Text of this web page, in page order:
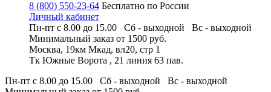
8 (800) 550-23-64 Бесплатно по России
Личный кабинет
Пн-пт с 8.00 до 15.00 Сб - выходной Вс - выходной
Минимальный заказ от 1500 руб.
Москва, 19км Мкад, вл20, стр 1
Тк Южные Ворота , 21 линия 63 пав.
Пн-пт с 8.00 до 15.00 Сб - выходной Вс - выходной